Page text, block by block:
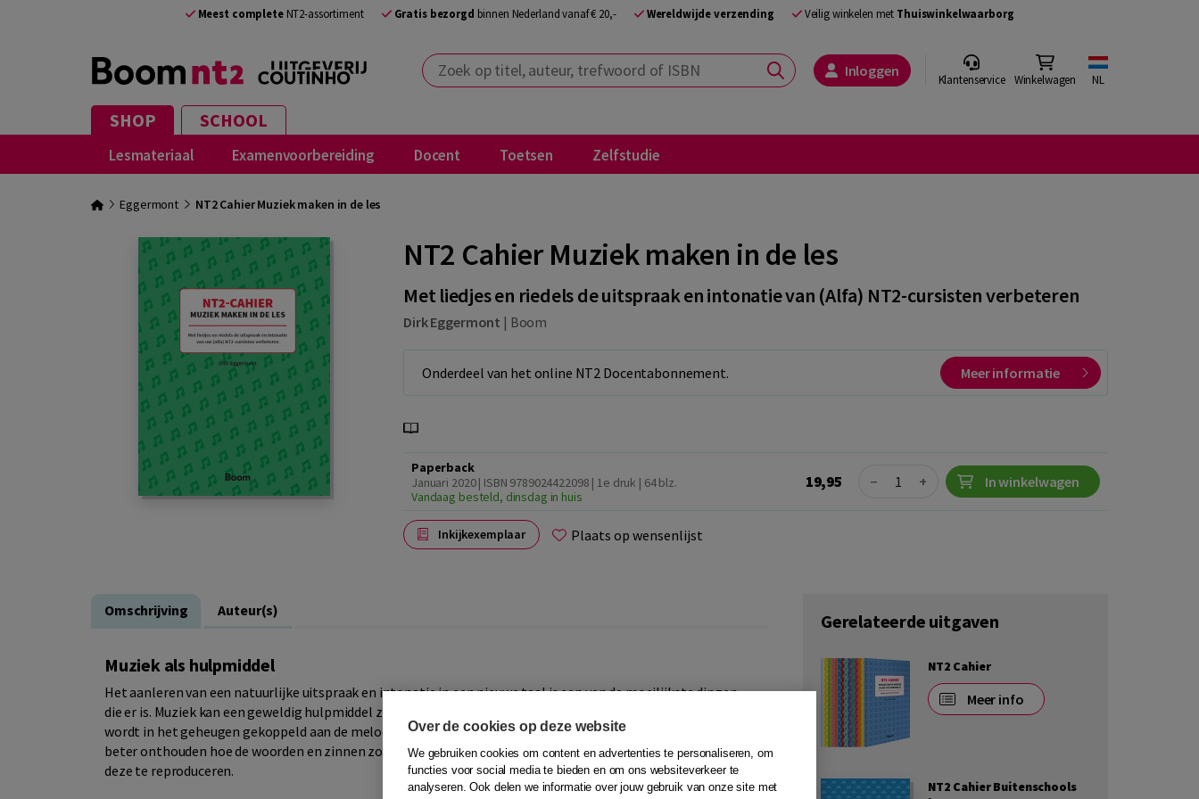
Meest completeNT2-assortiment Gratis bezorgd binnen Nederland vanaf € 20,- Wereldwijde verzending Veilig winkelen met Thuiswinkelwaarborg
Zoek op titel, auteur, trefwoord of ISBN Inloggen Klantenservice Winkelwagen NL
SHOP SCHOOL
Lesmateriaal Examenvoorbereiding Docent Toetsen Zelfstudie
Eggermont NT2 Cahier Muziek maken in de les
NT2 Cahier Muziek maken in de les
Met liedjes en riedels de uitspraak en intonatie van (Alfa) NT2-cursisten verbeteren
Dirk Eggermont | Boom
Onderdeel van het online NT2 Docentabonnement. Meer informatie
Paperback
Januari 2020 | ISBN 9789024422098 | 1e druk | 64 blz.
Vandaag besteld, dinsdag in huis
19,95 Quantity
− + In winkelwagen
Inkijkexemplaar Plaats op wensenlijst
Omschrijving Auteur(s)
Muziek als hulpmiddel
Het aanleren van een natuurlijke uitspraak en intonatie in een nieuwe taal is een van de moeilijkste dingen
die er is. Muziek kan een geweldig hulpmiddel zijn om hiermee aan de slag te gaan. Een gezongen tekst
wordt in het geheugen gekoppeld aan de melodie, het ritme en de herhaling van het liedje. Zo wordt veel
beter onthouden hoe de woorden en zinnen zouden moeten klinken en bovendien wordt het makkelijker om
deze te reproduceren.
Gerelateerde uitgaven
NT2 Cahier
Meer info
NT2 Cahier Buitenschools
Over de cookies op deze website
We gebruiken cookies om content en advertenties te personaliseren, om
functies voor social media te bieden en om ons websiteverkeer te
analyseren. Ook delen we informatie over jouw gebruik van onze site met